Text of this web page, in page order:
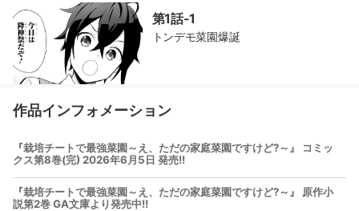
第1話-1
トンデモ菜園爆誕
作品インフォメーション
『栽培チートで最強菜園～え、ただの家庭菜園ですけど?～』 コミッ
クス第8巻(完) 2026年6月5日 発売!!
『栽培チートで最強菜園～え、ただの家庭菜園ですけど?～』 原作小
説第2巻 GA文庫より発売中!!